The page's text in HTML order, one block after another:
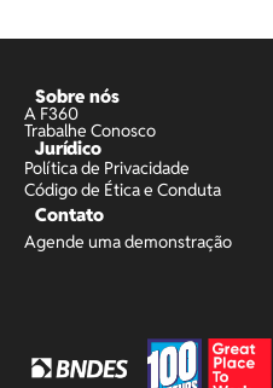
Sobre nós
A F360
Trabalhe Conosco
Jurídico
Política de Privacidade
Código de Ética e Conduta
Contato
Agende uma demonstração